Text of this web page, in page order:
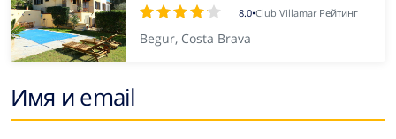
8.0•Club Villamar Рейтинг
Begur, Costa Brava
Имя и email